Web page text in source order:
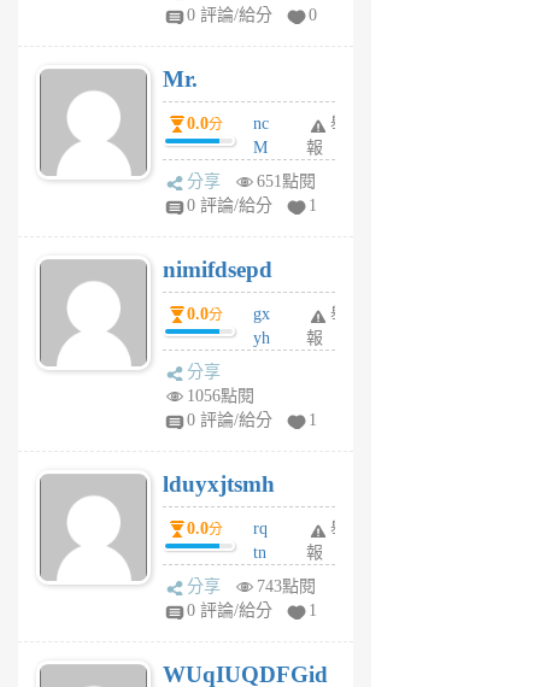
1
0 評論/給分
0
Mr.
0.0分
nc
M
U
F
U
5
個
月
舉
報
分享
651點閱
0 評論/給分
1
nimifdsepd
0.0分
gx
yh
jl
月
前
舉
報
分享
1056點閱
0 評論/給分
1
lduyxjtsmh
0.0分
rq
tn
jt
gl
個
舉
報
分享
743點閱
0 評論/給分
1
WUqIUQDFGid